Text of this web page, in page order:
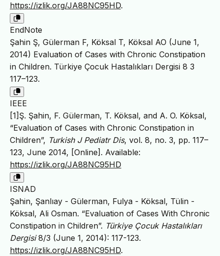
https://izlik.org/JA88NC95HD.
EndNote
Şahin Ş, Gülerman F, Köksal T, Köksal AO (June 1,
2014) Evaluation of Cases with Chronic Constipation
in Children. Türkiye Çocuk Hastalıkları Dergisi 8 3
117–123.
IEEE
[1]Ş. Şahin, F. Gülerman, T. Köksal, and A. O. Köksal,
“Evaluation of Cases with Chronic Constipation in
Children”, Turkish J Pediatr Dis, vol. 8, no. 3, pp. 117–
123, June 2014, [Online]. Available:
https://izlik.org/JA88NC95HD
ISNAD
Şahin, Şanlıay - Gülerman, Fulya - Köksal, Tülin -
Köksal, Ali Osman. “Evaluation of Cases With Chronic
Constipation in Children”. Türkiye Çocuk Hastalıkları
Dergisi8/3 (June 1, 2014): 117-123.
https://izlik.org/JA88NC95HD.